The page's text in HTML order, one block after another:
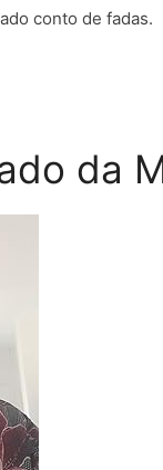
conto de fadas.
da